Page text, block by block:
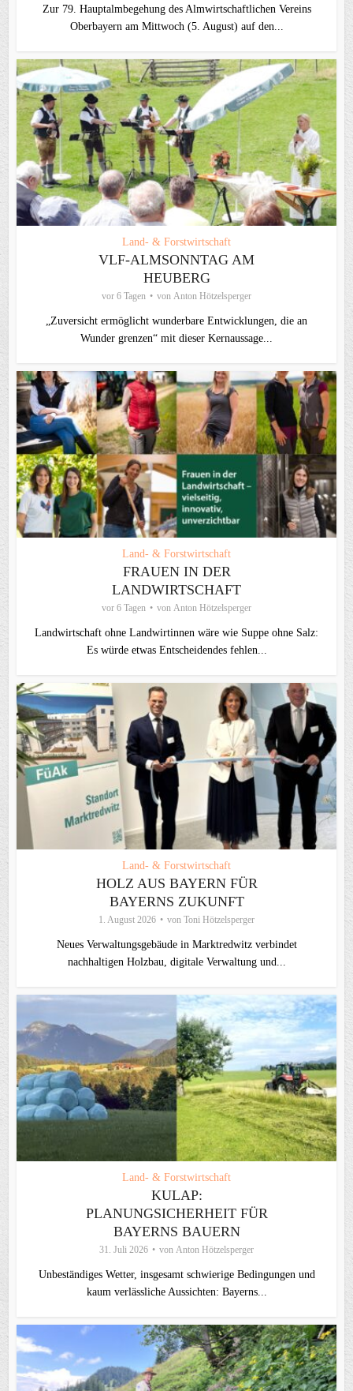
Zur 79. Hauptalmbegehung des Almwirtschaftlichen Vereins
Oberbayern am Mittwoch (5. August) auf den...
Land- & Forstwirtschaft
VLF-ALMSONNTAG AM
HEUBERG
vor 6 Tagen von Anton Hötzelsperger
„Zuversicht ermöglicht wunderbare Entwicklungen, die an
Wunder grenzen“ mit dieser Kernaussage...
Land- & Forstwirtschaft
FRAUEN IN DER
LANDWIRTSCHAFT
vor 6 Tagen von Anton Hötzelsperger
Landwirtschaft ohne Landwirtinnen wäre wie Suppe ohne Salz:
Es würde etwas Entscheidendes fehlen...
Land- & Forstwirtschaft
HOLZ AUS BAYERN FÜR
BAYERNS ZUKUNFT
1. August 2026 von Toni Hötzelsperger
Neues Verwaltungsgebäude in Marktredwitz verbindet
nachhaltigen Holzbau, digitale Verwaltung und...
Land- & Forstwirtschaft
KULAP:
PLANUNGSICHERHEIT FÜR
BAYERNS BAUERN
31. Juli 2026 von Anton Hötzelsperger
Unbeständiges Wetter, insgesamt schwierige Bedingungen und
kaum verlässliche Aussichten: Bayerns...